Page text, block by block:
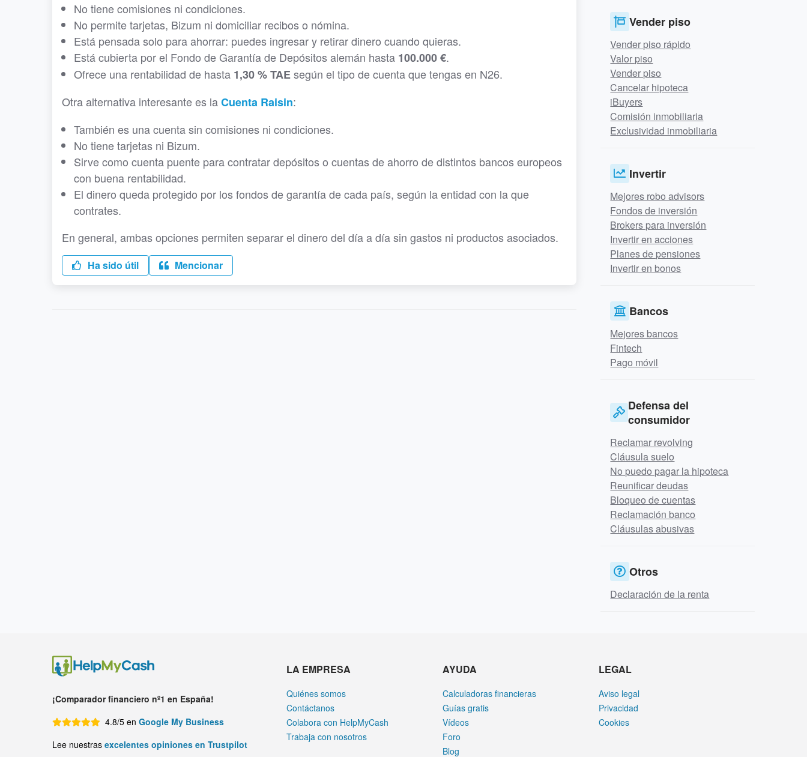
No tiene comisiones ni condiciones.
No permite tarjetas, Bizum ni domiciliar recibos o nómina.
Está pensada solo para ahorrar: puedes ingresar y retirar dinero cuando quieras.
Está cubierta por el Fondo de Garantía de Depósitos alemán hasta 100.000 €.
Ofrece una rentabilidad de hasta 1,30 % TAEsegún el tipo de cuenta que tengas en N26.
Otra alternativa interesante es laCuenta Raisin:
También es una cuenta sin comisiones ni condiciones.
No tiene tarjetas ni Bizum.
Sirve como cuenta puente para contratar depósitos o cuentas de ahorro de distintos bancos europeos
con buena rentabilidad.
El dinero queda protegido por los fondos de garantía de cada país, según la entidad con la que
contrates.
En general, ambas opciones permiten separar el dinero del día a día sin gastos ni productos asociados.
Ha sido útil Mencionar
Vender piso
Vender piso rápido
Valor piso
Vender piso
Cancelar hipoteca
iBuyers
Comisión inmobiliaria
Exclusividad inmobiliaria
Invertir
Mejores robo advisors
Fondos de inversión
Brokers para inversión
Invertir en acciones
Planes de pensiones
Invertir en bonos
Bancos
Mejores bancos
Fintech
Pago móvil
Defensa del
consumidor
Reclamar revolving
Cláusula suelo
No puedo pagar la hipoteca
Reunificar deudas
Bloqueo de cuentas
Reclamación banco
Cláusulas abusivas
Otros
Declaración de la renta
¡Comparador financiero nº1 en España!
4.8/5 en Google My Business
Lee nuestras excelentes opiniones en Trustpilot
LA EMPRESA
Quiénes somos
Contáctanos
Colabora con HelpMyCash
Trabaja con nosotros
AYUDA
Calculadoras financieras
Guías gratis
Vídeos
Foro
Blog
LEGAL
Aviso legal
Privacidad
Cookies